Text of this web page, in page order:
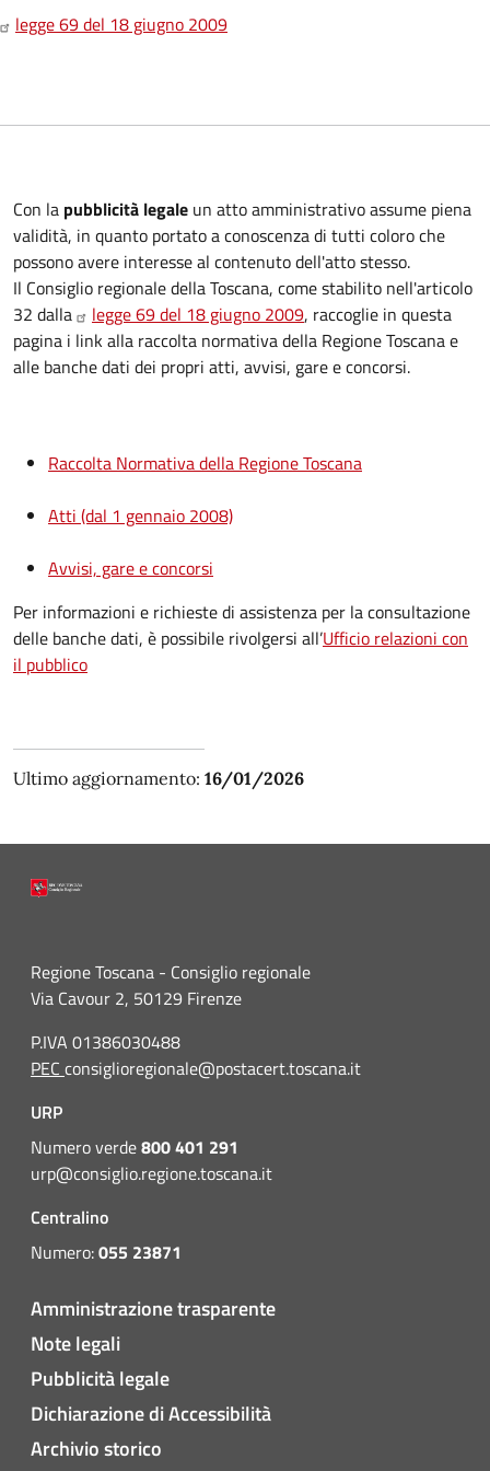
legge 69 del 18 giugno 2009
Con la pubblicità legale un atto amministrativo assume piena
validità, in quanto portato a conoscenza di tutti coloro che
possono avere interesse al contenuto dell'atto stesso.
Il Consiglio regionale della Toscana, come stabilito nell'articolo
32 dalla
legge 69 del 18 giugno 2009, raccoglie in questa
pagina i link alla raccolta normativa della Regione Toscana e
alle banche dati dei propri atti, avvisi, gare e concorsi.
Raccolta Normativa della Regione Toscana
Atti (dal 1 gennaio 2008)
Avvisi, gare e concorsi
Per informazioni e richieste di assistenza per la consultazione
delle banche dati, è possibile rivolgersi all’Ufficio relazioni con
il pubblico
Ultimo aggiornamento: 16/01/2026
Regione Toscana - Consiglio regionale
Via Cavour 2, 50129 Firenze
P.IVA 01386030488
PEC consiglioregionale@postacert.toscana.it
URP
Numero verde800 401 291
urp@consiglio.regione.toscana.it
Centralino
Numero:055 23871
Amministrazione trasparente
Note legali
Pubblicità legale
Dichiarazione di Accessibilità
Archivio storico